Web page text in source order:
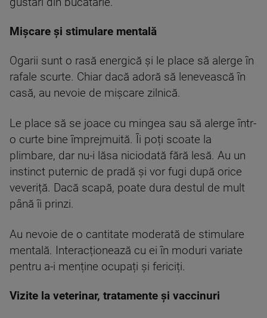
Mișcare și stimulare mentală
Ogarii sunt o rasă energică și le place să alerge în
rafale scurte. Chiar dacă adoră să lenevească în
casă, au nevoie de mișcare zilnică.
Le place să se joace cu mingea sau să alerge într-
o curte bine împrejmuită. Îi poți scoate la
plimbare, dar nu-i lăsa niciodată fără lesă. Au un
instinct puternic de pradă și vor fugi după orice
veveriță. Dacă scapă, poate dura destul de mult
până îi prinzi.
Au nevoie de o cantitate moderată de stimulare
mentală. Interacționează cu ei în moduri variate
pentru a-i menține ocupați și fericiți.
Vizite la veterinar, tratamente și vaccinuri